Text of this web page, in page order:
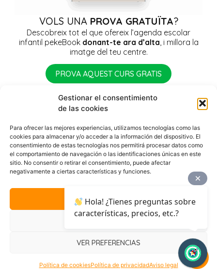
Gestionar el consentimiento
de las cookies
Para ofrecer las mejores experiencias, utilizamos tecnologías como las
cookies para almacenar y/o acceder a la información del dispositivo. El
consentimiento de estas tecnologías nos permitirá procesar datos como
el comportamiento de navegación o las identificaciones únicas en este
sitio. No consentir o retirar el consentimiento, puede afectar
negativamente a ciertas características y funciones.
ACEPTAR
VER PREFERENCIAS
Política de cookiesPolítica de privacidadAviso legal
VOLS UNA PROVA GRATUÏTA?
Descobreix tot el que ofereix l’agenda escolar
infantil pekeBook donant-te ara d’alta, i millora la
imatge del teu centre.
PROVA AQUEST CURS GRATIS
Spanish) Català
English
Hola! ¿Tienes preguntas sobre
características, precios, etc.?